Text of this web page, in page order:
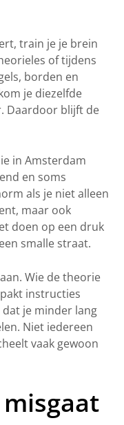
train je je brein
of tijdens
borden en
je diezelfde
Daardoor blijft de
in Amsterdam
en soms
als je niet alleen
maar ook
doen op een druk
smalle straat.
Wie de theorie
instructies
je minder lang
Niet iedereen
vaak gewoon